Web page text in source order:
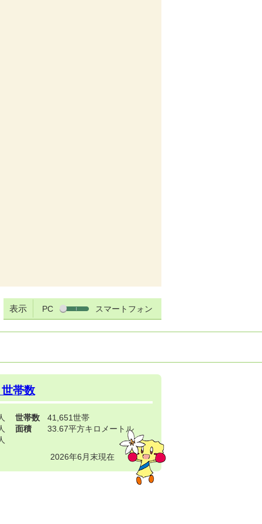
表示 PC スマートフォン
帯数
世帯数
41,651世帯
面積
33.67平方キロメートル
2026年6月末現在